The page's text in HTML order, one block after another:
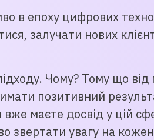
в епоху цифрових
залучати нових
Чому? Тому що від
позитивний
маєте досвід у цій
звертати увагу на